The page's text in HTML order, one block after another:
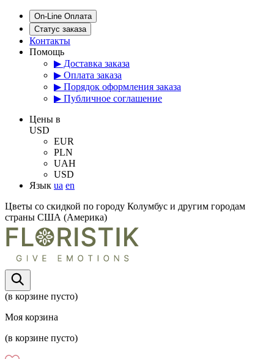
On-Line Оплата
Статус заказа
Контакты
Помощь
▶ Доставка заказа
▶ Оплата заказа
▶ Порядок оформления заказа
▶ Публичное соглашение
Цены в
USD
EUR
PLN
UAH
USD
Язык ua en
Цветы со скидкой по городу Колумбус и другим городам
страны США (Америка)
(в корзине пусто)
Моя корзина
(в корзине пусто)